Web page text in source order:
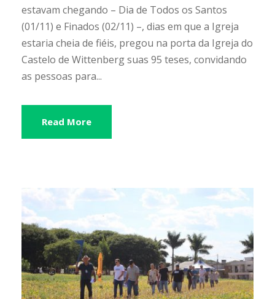
estavam chegando – Dia de Todos os Santos
(01/11) e Finados (02/11) –, dias em que a Igreja
estaria cheia de fiéis, pregou na porta da Igreja do
Castelo de Wittenberg suas 95 teses, convidando
as pessoas para...
Read More